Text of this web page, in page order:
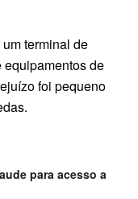
terminal de
equipamentos de
foi pequeno
para acesso a